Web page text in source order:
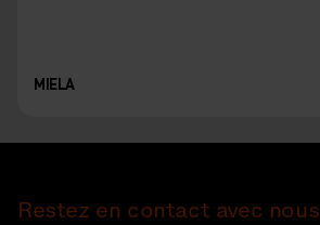
MIELA
Restez en contact avec nous